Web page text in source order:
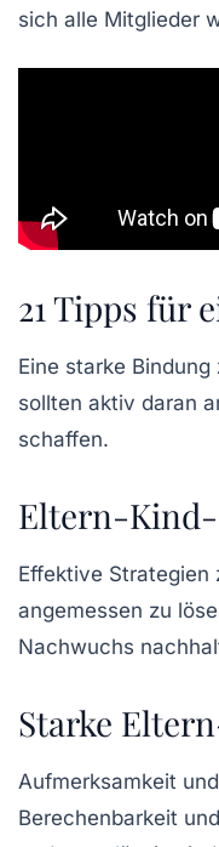
sich alle Mitglieder
21 Tipps für
Eine starke Bindung
sollten aktiv daran
schaffen.
Eltern-Kind-
Effektive Strategien
angemessen zu
Nachwuchs
Starke
Aufmerksamkeit
Berechenbarkeit